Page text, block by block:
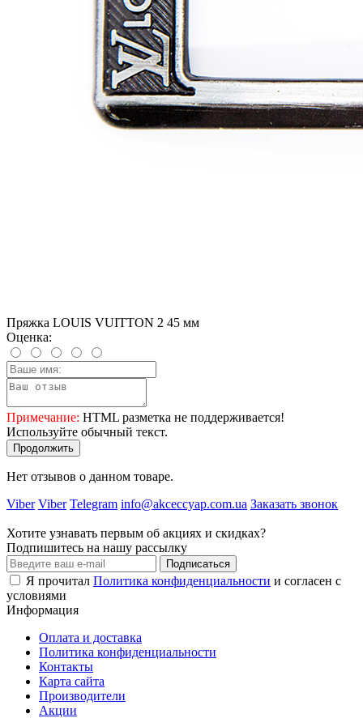
Пряжка LOUIS VUITTON 2 45 мм
Оценка:
Примечание: HTML разметка не поддерживается!
Используйте обычный текст.
Продолжить
Нет отзывов о данном товаре.
Viber Viber Telegram info@akceccyap.com.ua Заказать звонок
Хотите узнавать первым об акциях и скидках?
Подпишитесь на нашу рассылку
Подписаться
Я прочитал Политика конфиденциальности и согласен с
условиями
Информация
Оплата и доставка
Политика конфиденциальности
Контакты
Карта сайта
Производители
Акции